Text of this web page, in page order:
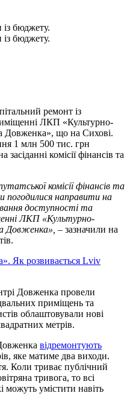
бюджету.
бюджету.
ремонт із
ЛКП «Культурно-
Довженка», що на Сихові.
1 млн 500 тис. грн
комісії фінансів та
комісії фінансів та
направити на
доступності та
ЛКП «Культурно-
Довженка», – зазначили на
Як розвивається Lviv
Довженка провели
приміщень та
облаштовували нові
метрів.
відремонтують
яке матиме два виходи.
Коли триває публічний
тривога, то всі
можуть умістити навіть